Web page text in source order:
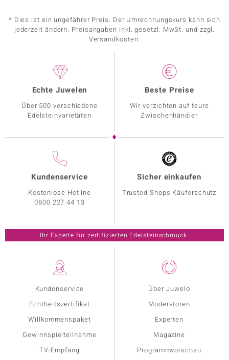
* Dies ist ein ungefährer Preis. Der Umrechnungskurs kann sich
jederzeit ändern. Preisangaben inkl. gesetzl. MwSt. und zzgl.
Versandkosten.
Kundenservice
Echtheitszertifikat
Willkommenspaket
Gewinnspielteilnahme
TV-Empfang
Über Juwelo
Moderatoren
Experten
Magazine
Programmvorschau
Echte Juwelen
Über 500 verschiedene
Edelsteinvarietäten
Beste Preise
Wir verzichten auf teure
Zwischenhändler
Kundenservice
Kostenlose Hotline
0800 227 44 13
Sicher einkaufen
Trusted Shops Käuferschutz
Ihr Experte für zertifizierten Edelsteinschmuck.